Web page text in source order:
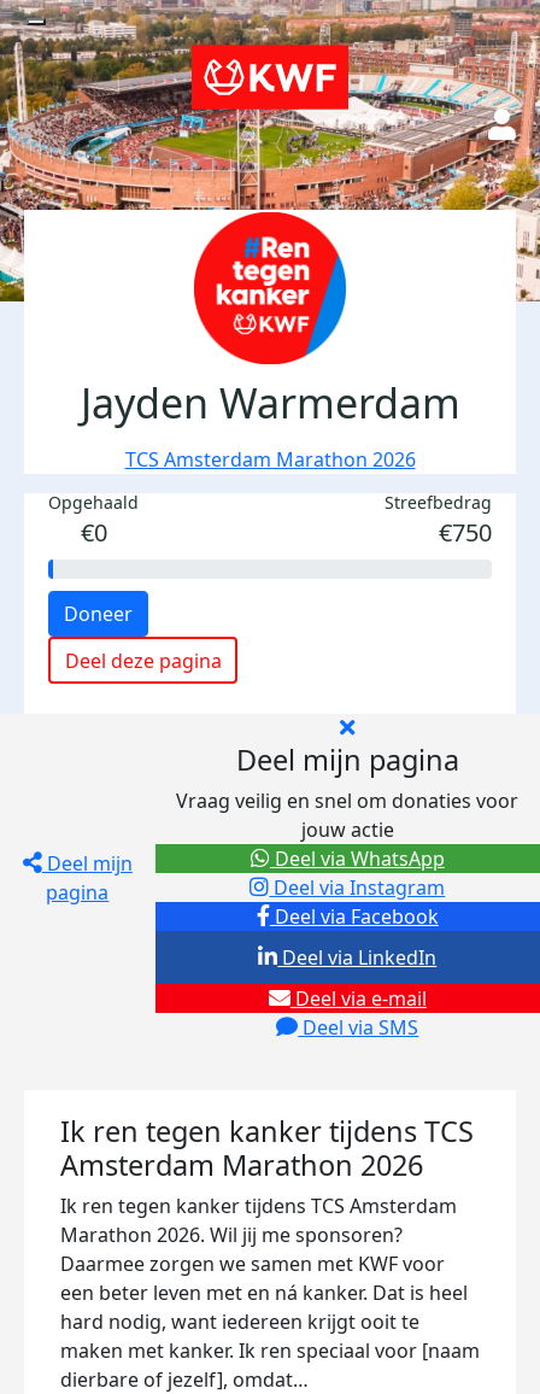
Jayden Warmerdam
TCS Amsterdam Marathon 2026
Opgehaald
€0
Streefbedrag
€750
Doneer
Deel deze pagina
Deel mijn
pagina
Deel mijn pagina
Vraag veilig en snel om donaties voor
jouw actie
Deel via Facebook
Deel via Instagram
Deel via e-mail
Deel via SMS
Deel via LinkedIn
Deel via WhatsApp
Ik ren tegen kanker tijdens TCS
Amsterdam Marathon 2026
Ik ren tegen kanker tijdens TCS Amsterdam
Marathon 2026. Wil jij me sponsoren?
Daarmee zorgen we samen met KWF voor
een beter leven met en ná kanker. Dat is heel
hard nodig, want iedereen krijgt ooit te
maken met kanker. Ik ren speciaal voor [naam
dierbare of jezelf], omdat…